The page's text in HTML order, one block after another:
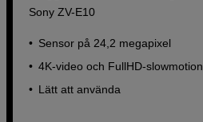
Sony ZV-E10
Sensor på 24,2 megapixel
4K-video och FullHD-slowmotion
Lätt att använda